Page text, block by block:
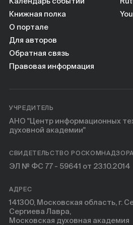
Книжная полка
О портале
Для авторов
Обратная связь
Правовая информация
УЧРЕДИТЕЛЬ
АНО "Центр информационных
духовной академии"
СВИДЕТЕЛЬСТВО РОСКОМНАДЗОРА
ЭЛ № ФС 77 - 59641 от 23.10.2014
АДРЕС
141300, Московская область, г.
Сергиева Лавра,
Московская духовная академия